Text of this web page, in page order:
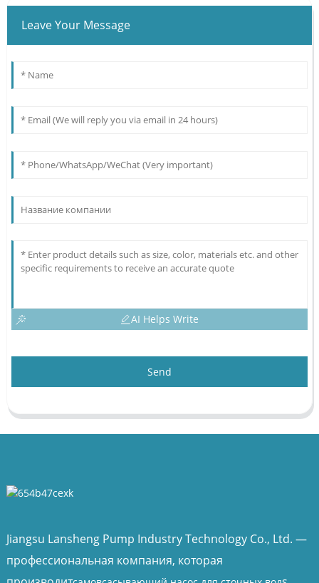
Leave Your Message
AI Helps Write
Send
Jiangsu Lansheng Pump Industry Technology Co., Ltd. —
профессиональная компания, которая